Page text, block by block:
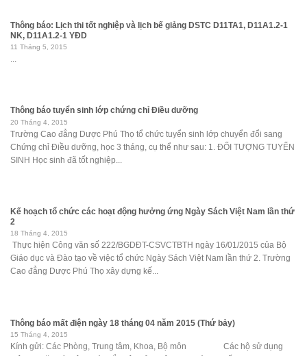
Thông báo: Lịch thi tốt nghiệp và lịch bế giảng DSTC D11TA1, D11A1.2-1
NK, D11A1.2-1 YĐD
11 Tháng 5, 2015
...
Thông báo tuyển sinh lớp chứng chỉ Điều dưỡng
20 Tháng 4, 2015
Trường Cao đẳng Dược Phú Thọ tổ chức tuyển sinh lớp chuyển đổi sang
Chứng chỉ Điều dưỡng, học 3 tháng, cụ thể như sau: 1. ĐỐI TƯỢNG TUYỂN
SINH Học sinh đã tốt nghiệp...
Kế hoạch tổ chức các hoạt động hưởng ứng Ngày Sách Việt Nam lần thứ
2
18 Tháng 4, 2015
Thực hiện Công văn số 222/BGDĐT-CSVCTBTH ngày 16/01/2015 của Bộ
Giáo dục và Đào tạo về việc tổ chức Ngày Sách Việt Nam lần thứ 2. Trường
Cao đẳng Dược Phú Thọ xây dựng kế...
Thông báo mất điện ngày 18 tháng 04 năm 2015 (Thứ bảy)
15 Tháng 4, 2015
Kính gửi: Các Phòng, Trung tâm, Khoa, Bộ môn Các hộ sử dụng